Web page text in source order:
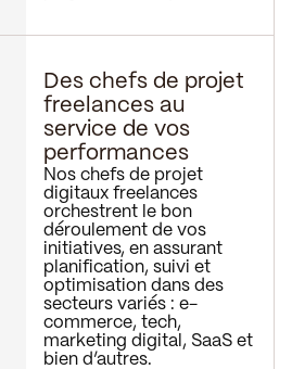
Des chefs de projet
freelances au
service de vos
performances
Nos chefs de projet
digitaux freelances
orchestrent le bon
déroulement de vos
initiatives, en assurant
planification, suivi et
optimisation dans des
secteurs variés : e-
commerce, tech,
marketing digital, SaaS et
bien d’autres.